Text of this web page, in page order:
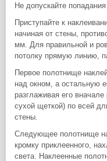
Не допускайте
Приступайте к
начиная от стены,
мм. Для правильной и
потолку прямую линию,
Первое полотнище
над окном, а остальную
разглаживая его
сухой щеткой) по всей
стены.
Следующее полотнище
кромку приклеенного,
света. Наклеенные